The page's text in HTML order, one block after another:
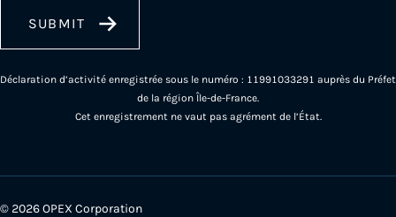
Déclaration d’activité enregistrée sous le numéro : 11991033291 auprès du Préfet
de la région Île-de-France.
Cet enregistrement ne vaut pas agrément de l’État.
© 2026 OPEX Corporation